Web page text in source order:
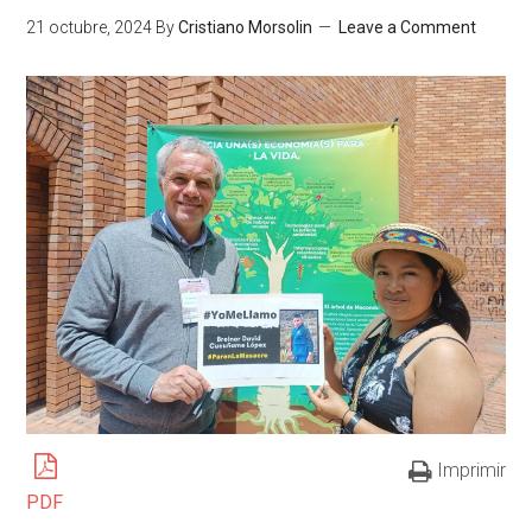
21 octubre, 2024 ByCristiano Morsolin Leave a Comment
PDF
Imprimir